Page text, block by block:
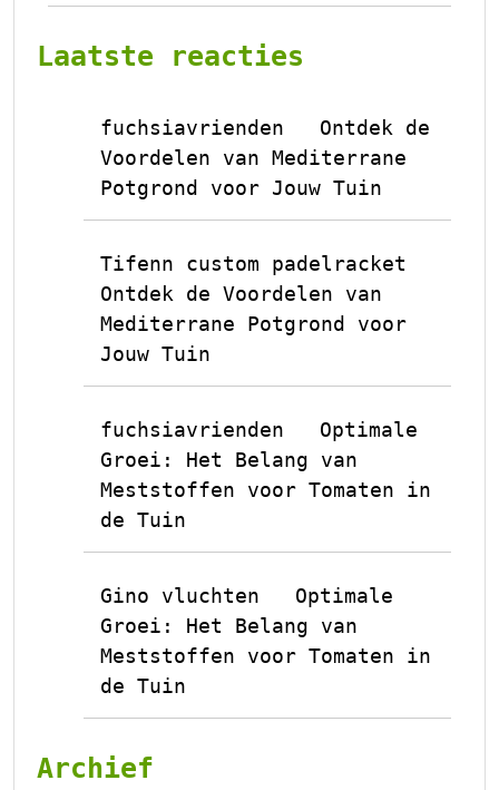
Laatste reacties
fuchsiavrienden
Ontdek de
Voordelen van Mediterrane
Potgrond voor Jouw Tuin
Tifenn custom padelracket
Ontdek de Voordelen van
Mediterrane Potgrond voor
Jouw Tuin
fuchsiavrienden
Optimale
Groei: Het Belang van
Meststoffen voor Tomaten in
de Tuin
Gino vluchten
Optimale
Groei: Het Belang van
Meststoffen voor Tomaten in
de Tuin
Archief